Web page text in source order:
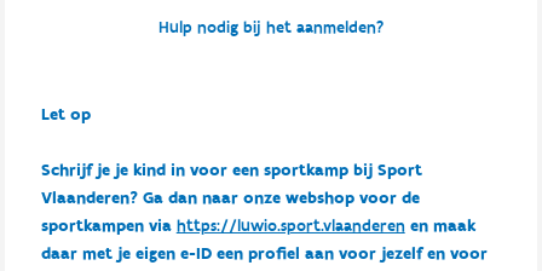
Hulp nodig bij het aanmelden?
Let op
Schrijf je je kind in voor een sportkamp bij Sport
Vlaanderen? Ga dan naar onze webshop voor de
sportkampen via https://luwio.sport.vlaanderenen maak
daar met je eigen e-ID een profiel aan voor jezelf en voor